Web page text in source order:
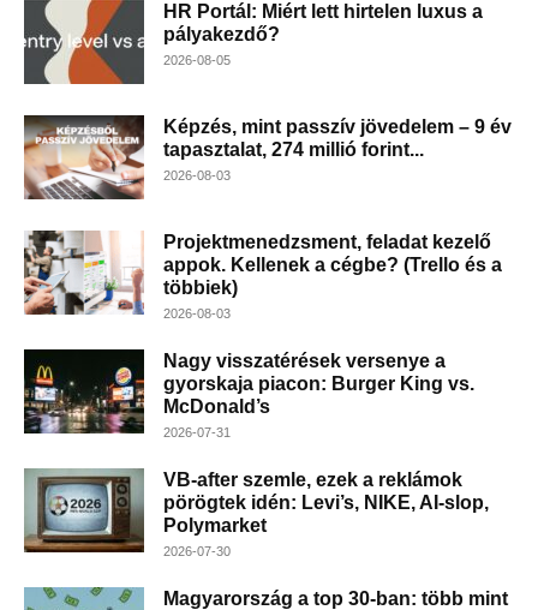
HR Portál: Miért lett hirtelen luxus a
pályakezdő?
2026-08-05
Képzés, mint passzív jövedelem – 9 év
tapasztalat, 274 millió forint...
2026-08-03
Projektmenedzsment, feladat kezelő
appok. Kellenek a cégbe? (Trello és a
többiek)
2026-08-03
Nagy visszatérések versenye a
gyorskaja piacon: Burger King vs.
McDonald’s
2026-07-31
VB-after szemle, ezek a reklámok
pörögtek idén: Levi’s, NIKE, AI-slop,
Polymarket
2026-07-30
Magyarország a top 30-ban: több mint